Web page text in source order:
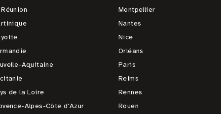
Aquitaine
de la Loire
Alpes-Côte d'Azur
Montpellier
Nantes
Nice
Orléans
Paris
Reims
Rennes
Rouen